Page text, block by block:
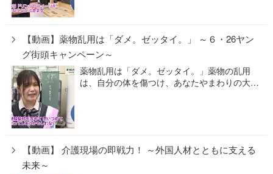
【動画】薬物乱用は「ダメ。ゼッタイ。」 ～６・26ヤン
グ街頭キャンペーン～
薬物乱用は「ダメ。ゼッタイ。」薬物の乱用
は、自分の体を傷つけ、あなたやまわりの大…
【動画】 介護現場の即戦力！ ～外国人材とともに支える
未来～